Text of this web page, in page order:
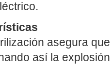
asegura
así la